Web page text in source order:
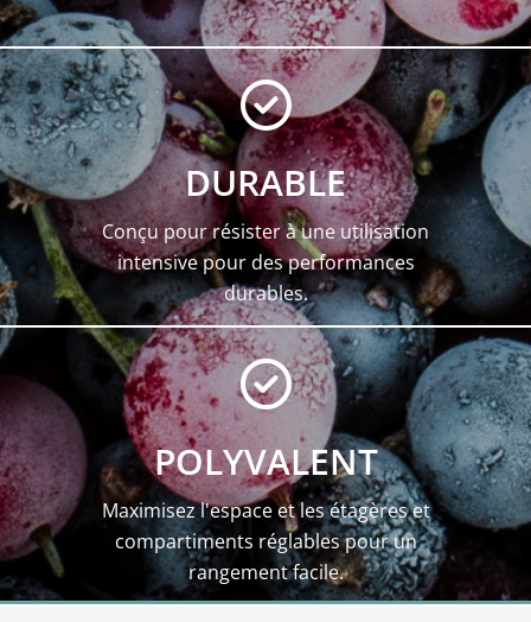
DURABLE
Conçu pour résister à une utilisation
intensive pour des performances
durables.
POLYVALENT
Maximisez l'espace et les étagères et
compartiments réglables pour un
rangement facile.